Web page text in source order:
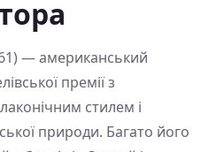
— американський
премії з
стилем і
природи. Багато його